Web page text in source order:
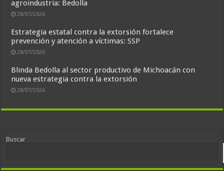
agroindustria: Bedolla
28/07/2026
Estrategia estatal contra la extorsión fortalece
prevención y atención a víctimas: SSP
28/07/2026
Blinda Bedolla al sector productivo de Michoacán con
nueva estrategia contra la extorsión
28/07/2026
Buscar